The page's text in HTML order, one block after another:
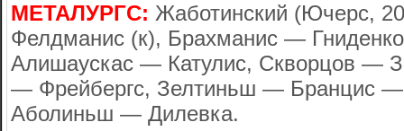
МЕТАЛУРГС: Жаботинский (Ючерс,
Фелдманис (к), Брахманис —
Алишаускас — Катулис, Скворцов —
— Фрейбергс, Зелтиньш — Бранцис
Аболиньш — Дилевка.